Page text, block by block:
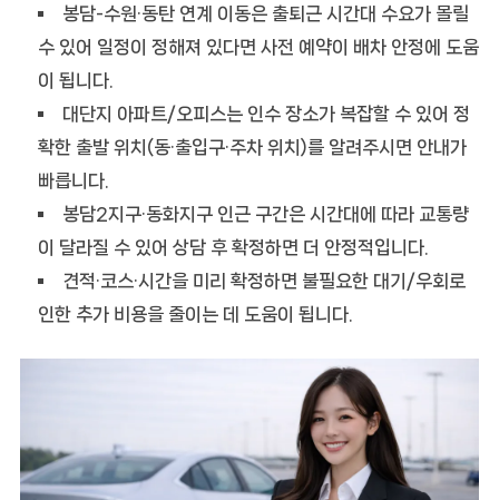
봉담-수원·동탄 연계 이동은 출퇴근 시간대 수요가 몰릴
수 있어 일정이 정해져 있다면 사전 예약이 배차 안정에 도움
이 됩니다.
대단지 아파트/오피스는 인수 장소가 복잡할 수 있어 정
확한 출발 위치(동·출입구·주차 위치)를 알려주시면 안내가
빠릅니다.
봉담2지구·동화지구 인근 구간은 시간대에 따라 교통량
이 달라질 수 있어 상담 후 확정하면 더 안정적입니다.
견적·코스·시간을 미리 확정하면 불필요한 대기/우회로
인한 추가 비용을 줄이는 데 도움이 됩니다.